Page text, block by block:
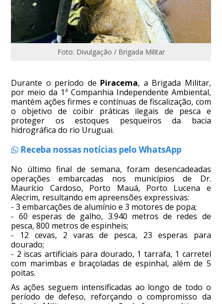
Foto: Divulgação / Brigada Militar
Durante o período de Piracema, a Brigada Militar,
por meio da 1ª Companhia Independente Ambiental,
mantém ações firmes e contínuas de fiscalização, com
o objetivo de coibir práticas ilegais de pesca e
proteger os estoques pesqueiros da bacia
hidrográfica do rio Uruguai.
Receba nossas notícias pelo WhatsApp
No último final de semana, foram desencadeadas
operações embarcadas nos municípios de Dr.
Maurício Cardoso, Porto Mauá, Porto Lucena e
Alecrim, resultando em apreensões expressivas:
- 3 embarcações de alumínio e 3 motores de popa;
- 60 esperas de galho, 3.940 metros de redes de
pesca, 800 metros de espinheis;
- 12 cevas, 2 varas de pesca, 23 esperas para
dourado;
- 2 iscas artificiais para dourado, 1 tarrafa, 1 carretel
com marimbas e braçoladas de espinhal, além de 5
poitas.
As ações seguem intensificadas ao longo de todo o
período de defeso, reforçando o compromisso da